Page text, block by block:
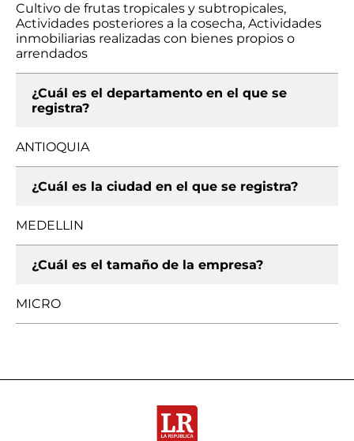
Cultivo de frutas tropicales y subtropicales,
Actividades posteriores a la cosecha, Actividades
inmobiliarias realizadas con bienes propios o
arrendados
¿Cuál es el departamento en el que se
registra?
ANTIOQUIA
¿Cuál es la ciudad en el que se registra?
MEDELLIN
¿Cuál es el tamaño de la empresa?
MICRO